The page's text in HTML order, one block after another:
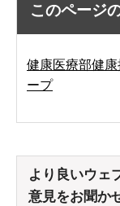
このページ
健康医療部健
ープ
より良いウェ
意見をお聞か